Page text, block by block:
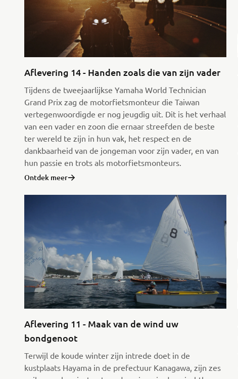
Aflevering 14 - Handen zoals die van zijn vader
Tijdens de tweejaarlijkse Yamaha World Technician
Grand Prix zag de motorfietsmonteur die Taiwan
vertegenwoordigde er nog jeugdig uit. Dit is het verhaal
van een vader en zoon die ernaar streefden de beste
ter wereld te zijn in hun vak, het respect en de
dankbaarheid van de jongeman voor zijn vader, en van
hun passie en trots als motorfietsmonteurs.
Ontdek meer
Aflevering 11 - Maak van de wind uw
bondgenoot
Terwijl de koude winter zijn intrede doet in de
kustplaats Hayama in de prefectuur Kanagawa, zijn zes